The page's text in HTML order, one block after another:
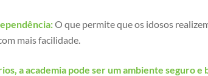
O que permite que os idosos
mais facilidade.
a academia pode ser um ambiente seguro e